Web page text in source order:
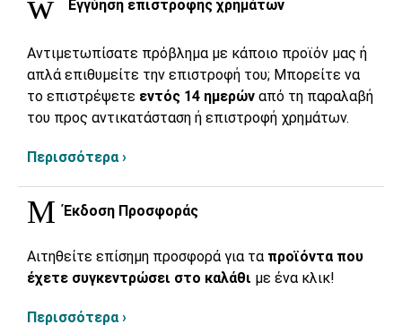
Εγγύηση επιστροφής χρημάτων
Αντιμετωπίσατε πρόβλημα με κάποιο προϊόν μας ή
απλά επιθυμείτε την επιστροφή του; Μπορείτε να
το επιστρέψετε εντός 14 ημερών από τη παραλαβή
του προς αντικατάσταση ή επιστροφή χρημάτων.
Περισσότερα ›
Έκδοση Προσφοράς
Αιτηθείτε επίσημη προσφορά για τα προϊόντα που
έχετε συγκεντρώσει στο καλάθι με ένα κλικ!
Περισσότερα ›